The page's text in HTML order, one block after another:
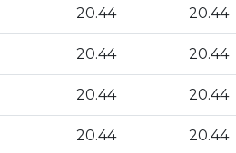
20.44 20.44
20.44 20.44
20.44 20.44
20.44 20.44